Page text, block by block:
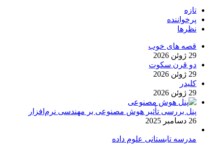
تازه
پرخواننده
نظرها
قصه های خوب
29 ژوئن 2026
دو قرن سکوت
29 ژوئن 2026
کلیدر
29 ژوئن 2026
پنل بررسی تأثیر هوش مصنوعی بر مهندسی نرم‌افزار
26 دسامبر 2025
مدرسه تابستانی علوم داده